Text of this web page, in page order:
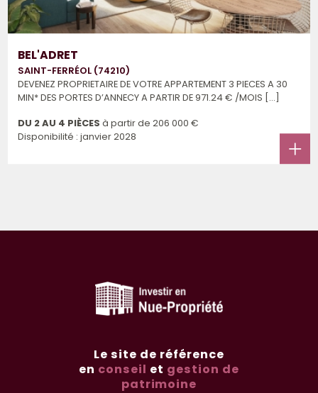
BEL'ADRET
SAINT-FERRÉOL (74210)
DEVENEZ PROPRIETAIRE DE VOTRE APPARTEMENT 3 PIECES A 30
MIN* DES PORTES D’ANNECY A PARTIR DE 971.24 € /MOIS [...]
DU 2 AU 4 PIÈCES à partir de 206 000 €
Disponibilité : janvier 2028
Le site de référence
en conseil et gestion de
patrimoine